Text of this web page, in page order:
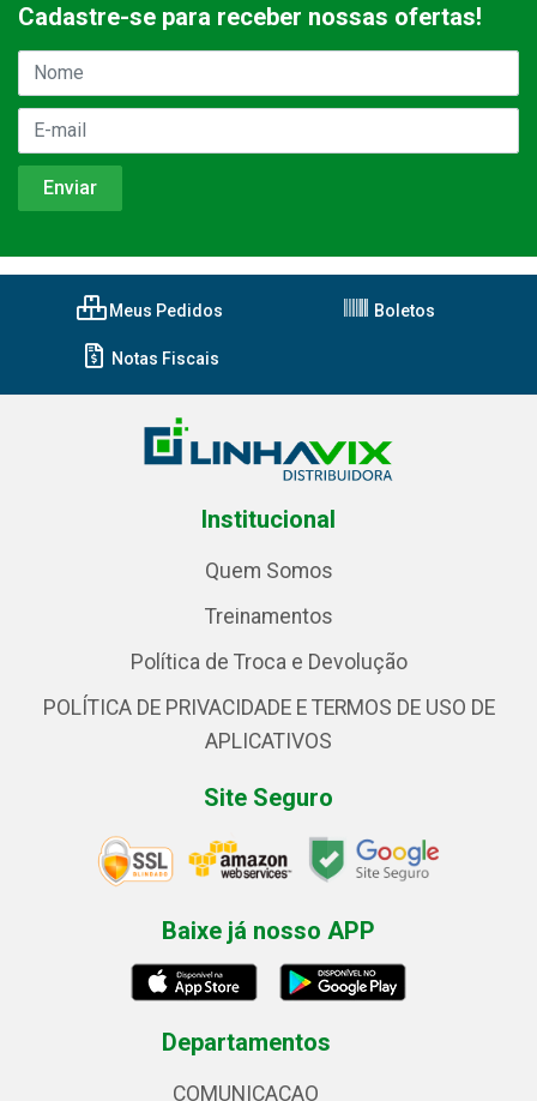
Cadastre-se para receber nossas ofertas!
Meus Pedidos Boletos
Notas Fiscais
Institucional
Quem Somos
Treinamentos
Política de Troca e Devolução
POLÍTICA DE PRIVACIDADE E TERMOS DE USO DE
APLICATIVOS
Site Seguro
Baixe já nosso APP
Departamentos
COMUNICACAO